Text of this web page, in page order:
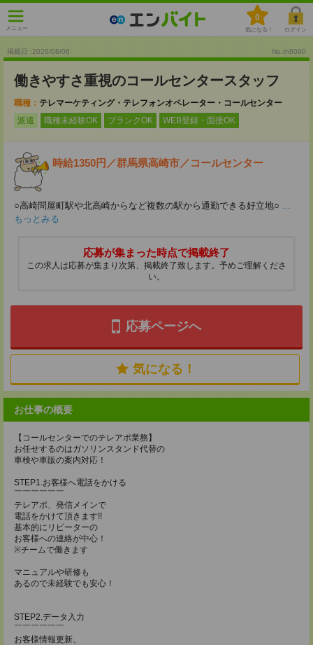
メニュー
0
気になる！ ログイン
掲載日 :2026/08/06 No.th6090
働きやすさ重視のコールセンタースタッフ
職種： テレマーケティング・テレフォンオペレーター・コールセンター
派遣
職種未経験OK ブランクOK WEB登録・面接OK
時給1350円／群馬県高崎市／コールセンター
○高崎問屋町駅や北高崎からなど複数の駅から通勤できる好立地○ ...
もっとみる
応募が集まった時点で掲載終了
この求人は応募が集まり次第、掲載終了致します。予めご理解くださ
い。
応募ページへ
気になる！
お仕事の概要
【コールセンターでのテレアポ業務】
お任せするのはガソリンスタンド代替の
車検や車販の案内対応！
STEP1.お客様へ電話をかける
￣￣￣￣￣￣
テレアポ、発信メインで
電話をかけて頂きます!!
基本的にリピーターの
お客様への連絡が中心！
※チームで働きます
マニュアルや研修も
あるので未経験でも安心！
STEP2.データ入力
￣￣￣￣￣￣
お客様情報更新、